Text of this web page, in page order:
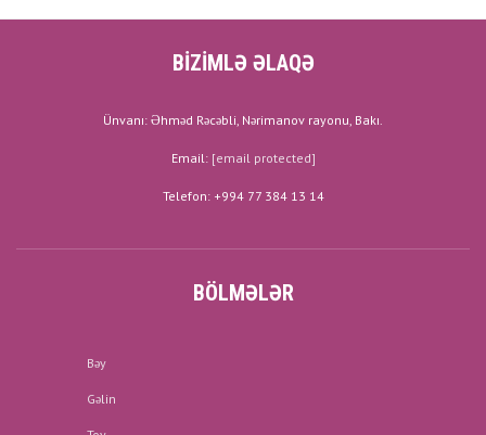
BİZİMLƏ ƏLAQƏ
Ünvanı: Əhməd Rəcəbli, Nərimanov rayonu, Bakı.
Email: [email protected]
Telefon: +994 77 384 13 14
BÖLMƏLƏR
Bəy
Gəlin